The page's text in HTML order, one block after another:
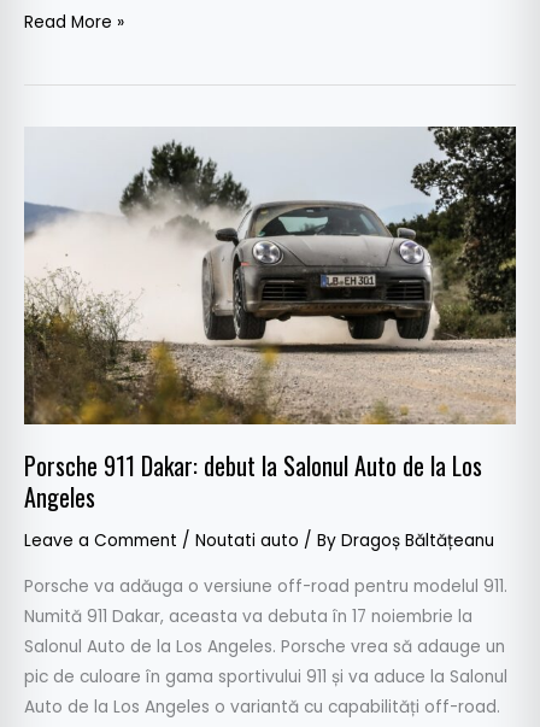
Read More »
Porsche 911 Dakar: debut la Salonul Auto de la Los
Angeles
Leave a Comment / Noutati auto / By Dragoș Băltățeanu
Porsche va adăuga o versiune off-road pentru modelul 911.
Numită 911 Dakar, aceasta va debuta în 17 noiembrie la
Salonul Auto de la Los Angeles. Porsche vrea să adauge un
pic de culoare în gama sportivului 911 și va aduce la Salonul
Auto de la Los Angeles o variantă cu capabilități off-road.
Dakar:
debut
Salonul
Auto
de
la
Los